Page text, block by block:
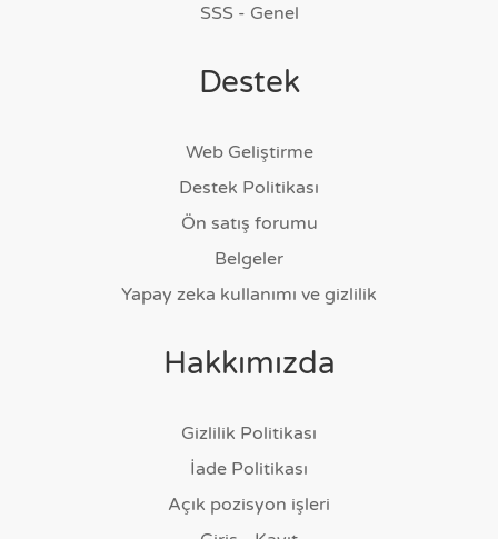
SSS - Genel
Destek
Web Geliştirme
Destek Politikası
Ön satış forumu
Belgeler
Yapay zeka kullanımı ve gizlilik
Hakkımızda
Gizlilik Politikası
İade Politikası
Açık pozisyon işleri